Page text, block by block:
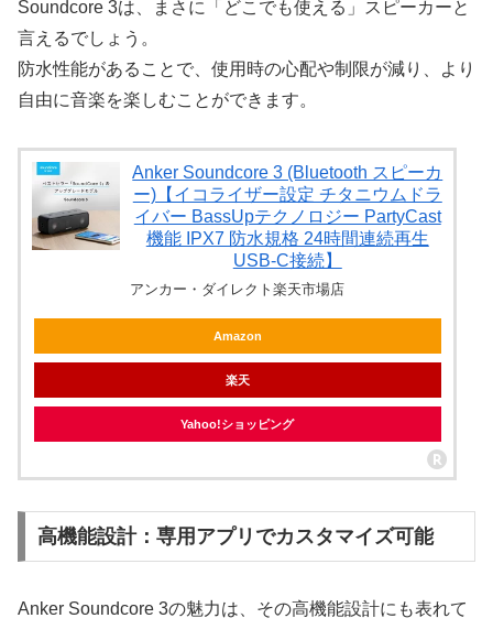
Soundcore 3は、まさに「どこでも使える」スピーカーと
言えるでしょう。
防水性能があることで、使用時の心配や制限が減り、より
自由に音楽を楽しむことができます。
Anker Soundcore 3 (Bluetooth スピーカ
ー)【イコライザー設定 チタニウムドラ
イバー BassUpテクノロジー PartyCast
機能 IPX7 防水規格 24時間連続再生
USB-C接続】
アンカー・ダイレクト楽天市場店
Amazon
楽天
Yahoo!ショッピング
高機能設計：専用アプリでカスタマイズ可能
Anker Soundcore 3の魅力は、その高機能設計にも表れて